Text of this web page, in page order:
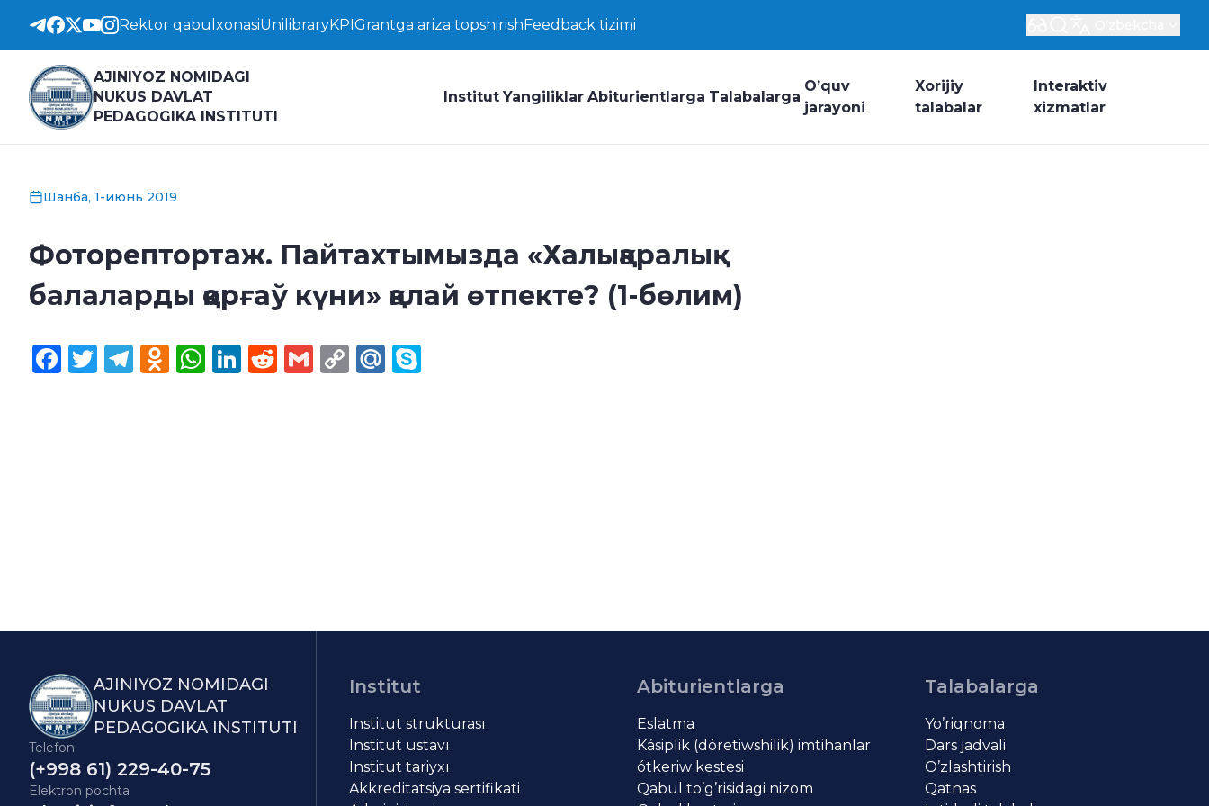
Rektor qabulxonasiUnilibraryKPIGrantga ariza topshirishFeedback tizimi
AJINIYOZ NOMIDAGI
NUKUS DAVLAT
PEDAGOGIKA INSTITUTI
Institut Yangiliklar Abiturientlarga Talabalarga
O’quv
jarayoni
Xorijiy
talabalar
Interaktiv
xizmatlar
Шанба, 1-июнь 2019
Фоторептортаж. Пайтахтымызда «Халықаралық
балаларды қорғаў күни» қалай өтпекте? (1-бөлим)
Facebook
Twitter
Telegram
Odnoklassniki
WhatsApp
LinkedIn
Reddit
Gmail
CopyMail.Ru
AJINIYOZ NOMIDAGI
NUKUS DAVLAT
PEDAGOGIKA INSTITUTI
Telefon
(+998 61) 229-40-75
Elektron pochta
Institut
Institut strukturası
Institut ustavı
Institut tariyxı
Akkreditatsiya sertifikati
Abiturientlarga
Eslatma
Kásiplik (dóretiwshilik) imtihanlar
ótkeriw kestesi
Qabul to’g’risidagi nizom
Talabalarga
Yo’riqnoma
Dars jadvali
O’zlashtirish
Qatnas